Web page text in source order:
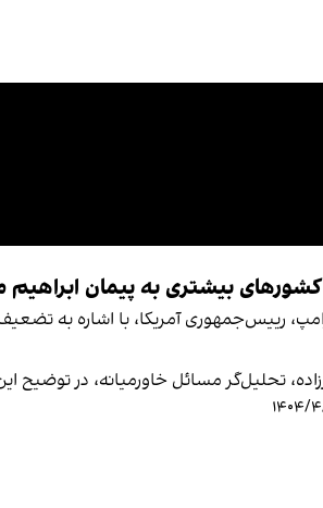
بیشتری به پیمان ابراهیم
رییس‌جمهوری آمریکا، با اشاره به
تحلیل‌گر مسائل خاورمیانه، در توضیح